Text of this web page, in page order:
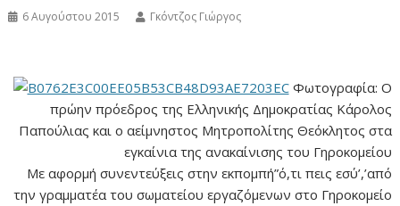
6 Αυγούστου 2015 Γκόντζος Γιώργος
Φωτογραφία: Ο
πρώην πρόεδρος της Ελληνικής Δημοκρατίας Κάρολος
Παπούλιας και ο αείμνηστος Μητροπολίτης Θεόκλητος στα
εγκαίνια της ανακαίνισης του Γηροκομείου
Με αφορμή συνεντεύξεις στην εκπομπή”ό,τι πεις εσύ’,’από
την γραμματέα του σωματείου εργαζόμενων στο Γηροκομείο